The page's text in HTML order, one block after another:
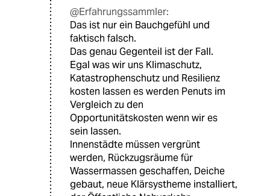
@Erfahrungssammler:
Das ist nur ein Bauchgefühl und
faktisch falsch.
Das genau Gegenteil ist der Fall.
Egal was wir uns Klimaschutz,
Katastrophenschutz und Resilienz
kosten lassen es werden Penuts im
Vergleich zu den
Opportunitätskosten wenn wir es
sein lassen.
Innenstädte müssen vergrünt
werden, Rückzugsräume für
Wassermassen geschaffen, Deiche
gebaut, neue Klärsystheme installiert,